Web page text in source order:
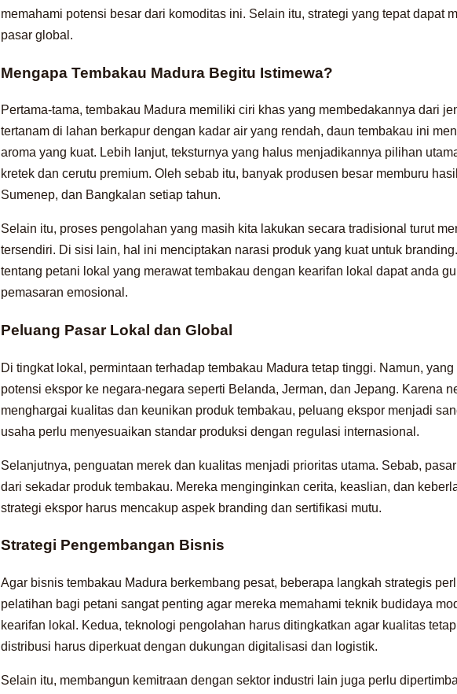
memahami potensi besar dari komoditas ini. Selain itu, strategi yang tepat dapat
pasar global.
Mengapa Tembakau Madura Begitu Istimewa?
Pertama-tama, tembakau Madura memiliki ciri khas yang membedakannya dari
tertanam di lahan berkapur dengan kadar air yang rendah, daun tembakau ini
aroma yang kuat. Lebih lanjut, teksturnya yang halus menjadikannya pilihan
kretek dan cerutu premium. Oleh sebab itu, banyak produsen besar memburu
Sumenep, dan Bangkalan setiap tahun.
Selain itu, proses pengolahan yang masih kita lakukan secara tradisional turut
tersendiri. Di sisi lain, hal ini menciptakan narasi produk yang kuat untuk
tentang petani lokal yang merawat tembakau dengan kearifan lokal dapat anda
pemasaran emosional.
Peluang Pasar Lokal dan Global
Di tingkat lokal, permintaan terhadap tembakau Madura tetap tinggi. Namun,
potensi ekspor ke negara-negara seperti Belanda, Jerman, dan Jepang. Karena
menghargai kualitas dan keunikan produk tembakau, peluang ekspor menjadi
usaha perlu menyesuaikan standar produksi dengan regulasi internasional.
Selanjutnya, penguatan merek dan kualitas menjadi prioritas utama. Sebab,
dari sekadar produk tembakau. Mereka menginginkan cerita, keaslian, dan
strategi ekspor harus mencakup aspek branding dan sertifikasi mutu.
Strategi Pengembangan Bisnis
Agar bisnis tembakau Madura berkembang pesat, beberapa langkah strategis
pelatihan bagi petani sangat penting agar mereka memahami teknik budidaya
kearifan lokal. Kedua, teknologi pengolahan harus ditingkatkan agar kualitas
distribusi harus diperkuat dengan dukungan digitalisasi dan logistik.
Selain itu, membangun kemitraan dengan sektor industri lain juga perlu